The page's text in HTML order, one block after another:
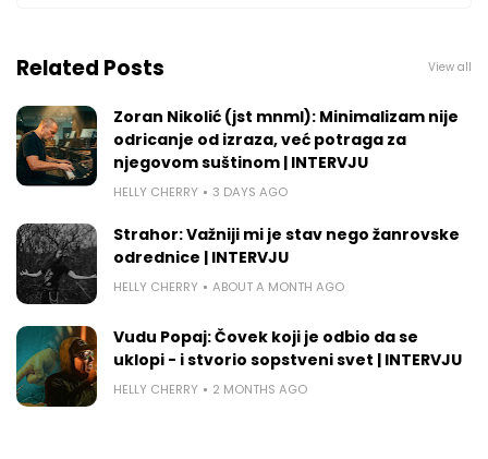
Related Posts View all
Zoran Nikolić (jst mnml): Minimalizam nije
odricanje od izraza, već potraga za
njegovom suštinom | INTERVJU
HELLY CHERRY 3 DAYS AGO
Strahor: Važniji mi je stav nego žanrovske
odrednice | INTERVJU
HELLY CHERRY ABOUT A MONTH AGO
Vudu Popaj: Čovek koji je odbio da se
uklopi - i stvorio sopstveni svet | INTERVJU
HELLY CHERRY 2 MONTHS AGO